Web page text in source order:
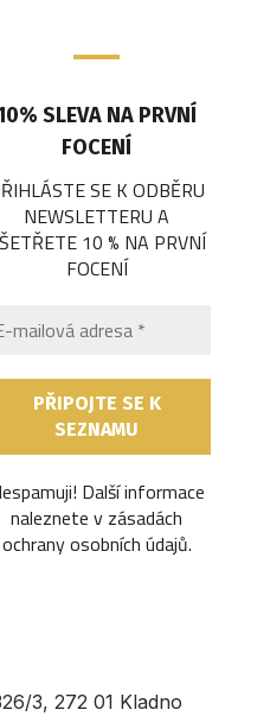
SLEVA NA PRVNÍ
FOCENÍ
SE K ODBĚRU
NEWSLETTERU A
10 % NA PRVNÍ
FOCENÍ
Další informace
naleznete v zásadách
ochrany osobních údajů.
3, 272 01 Kladno